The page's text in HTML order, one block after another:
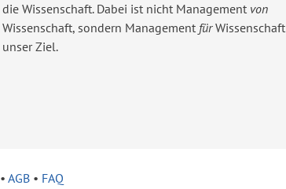
die Wissenschaft. Dabei ist nicht Management von
Wissenschaft, sondern Management fürWissenschaft
unser Ziel.
• AGB • FAQ